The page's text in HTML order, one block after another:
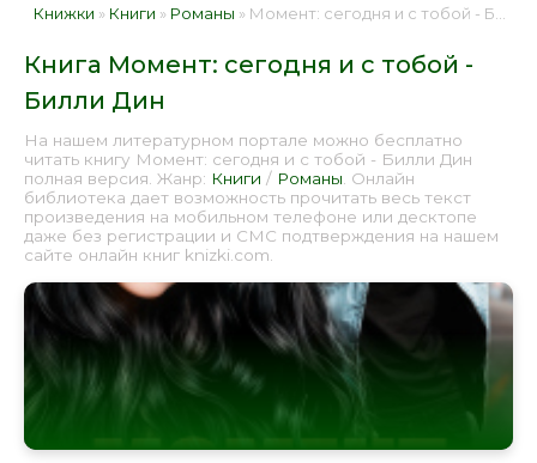
Книжки » Книги » Романы » Момент: сегодня и с тобой - Билли Дин 📕 - Книга онлайн бесплатно
Книга Момент: сегодня и с тобой -
Билли Дин
На нашем литературном портале можно бесплатно
читать книгу Момент: сегодня и с тобой - Билли Дин
полная версия. Жанр: Книги / Романы . Онлайн
библиотека дает возможность прочитать весь текст
произведения на мобильном телефоне или десктопе
даже без регистрации и СМС подтверждения на нашем
сайте онлайн книг knizki.com.